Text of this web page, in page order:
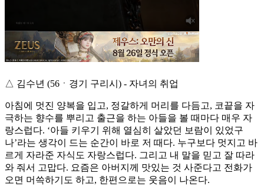
△ 김수년 (56ㆍ경기 구리시) - 자녀의 취업
아침에 멋진 양복을 입고, 정갈하게 머리를 다듬고, 코끝을 자
극하는 향수를 뿌리고 출근을 하는 아들을 볼 때마다 매우 자
랑스럽다. ‘아들 키우기 위해 열심히 살았던 보람이 있었구
나’라는 생각이 드는 순간이 바로 저 때다. 누구보다 멋지고 바
르게 자라준 자식도 자랑스럽다. 그리고 내 말을 믿고 잘 따라
와 줘서 고맙다. 요즘은 아버지께 맛있는 것 사준다고 전화가
오면 머쓱하기도 하고, 한편으로는 웃음이 나온다.